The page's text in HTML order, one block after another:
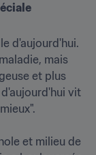
d'aujourd'hui.
mais
et plus
vit
et milieu de